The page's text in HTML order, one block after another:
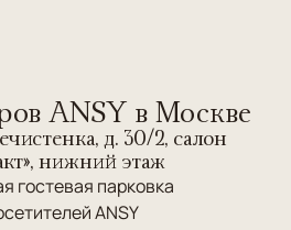
ANSY в Москве
д. 30/2, салон
нижний этаж
гостевая парковка
ANSY